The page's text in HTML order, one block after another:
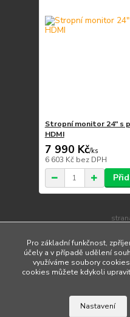
Stropní monitor 24" s
HDMI
7 990 Kč/ks
6 603 Kč bez DPH
Upravit
Pro základní funkčnost,
účely a v případě udělení
využíváme soubory
cookies můžete kdykoli
Nastavení